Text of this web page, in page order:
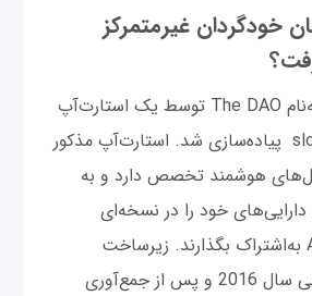
خودگردان غیرمتمرکز
اولین بار پروژه‌ای به‌‌نام The DAO توسط یک استارت‌آپ
آلمانی به‌نام slock.it پیاده‌سازی شد. استارت‌آپ مذکور
هوشمند تخصص دارد و به
خود را در نسخه‌ای
The DAO در ماه می سال 2016 و پس از جمع‌آوری